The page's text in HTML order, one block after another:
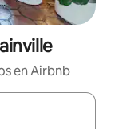
en Airbnb
con las